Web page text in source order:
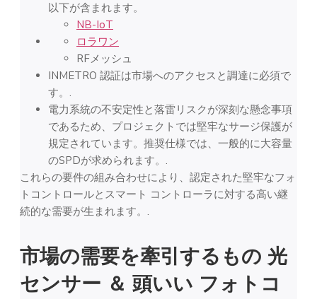
以下が含まれます。
NB-IoT
ロラワン
RFメッシュ
INMETRO 認証は市場へのアクセスと調達に必須で
す。.
電力系統の不安定性と落雷リスクが深刻な懸念事項
であるため、プロジェクトでは堅牢なサージ保護が
規定されています。推奨仕様では、一般的に大容量
のSPDが求められます。.
これらの要件の組み合わせにより、認定された堅牢なフォ
トコントロールとスマート コントローラに対する高い継
続的な需要が生まれます。.
市場の需要を牽引するもの 光
センサー ＆ 頭いい フォトコ